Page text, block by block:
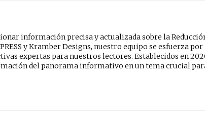
información precisa y actualizada sobre la
y Kramber Designs, nuestro equipo se esfuerza por
expertas para nuestros lectores. Establecidos en
del panorama informativo en un tema crucial